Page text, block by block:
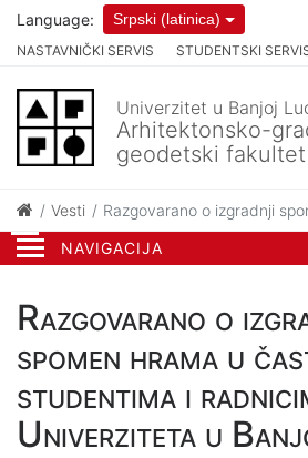
NAVIGACIJA
NASTAVNIČKI SERVIS STUDENTSKI
Language: Srpski (latinica)
Univerzitet u Banjoj
Arhitektonsko-
geodetski fakultet
Vesti Razgovarano o izgradnji
Razgovarano o
spomen hrama u
studentima i
Univerziteta u